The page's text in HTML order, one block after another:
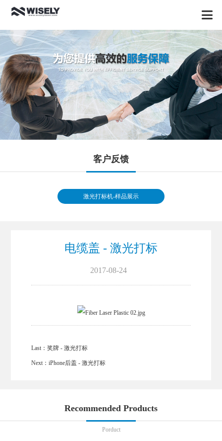
客户反馈
激光打标机-样品展示
电缆盖 - 激光打标
2017-08-24
Last： 奖牌 - 激光打标
Next： iPhone后盖 - 激光打标
Recommended Products
Porduct